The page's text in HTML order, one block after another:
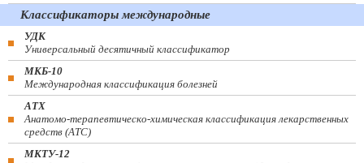
Классификаторы международные
УДК
Универсальный десятичный классификатор
МКБ-10
Международная классификация болезней
АТХ
Анатомо-терапевтическо-химическая классификация лекарственных
средств (ATC)
МКТУ-12